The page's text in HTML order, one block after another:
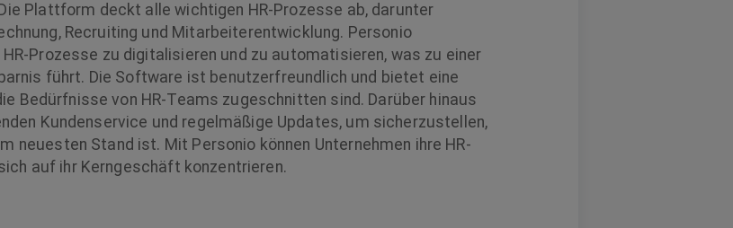
Plattform deckt alle wichtigen HR-Prozesse ab, darunter
Recruiting und Mitarbeiterentwicklung. Personio
Prozesse zu digitalisieren und zu automatisieren, was zu einer
führt. Die Software ist benutzerfreundlich und bietet eine
Bedürfnisse von HR-Teams zugeschnitten sind. Darüber hinaus
Kundenservice und regelmäßige Updates, um sicherzustellen,
neuesten Stand ist. Mit Personio können Unternehmen ihre HR-
auf ihr Kerngeschäft konzentrieren.